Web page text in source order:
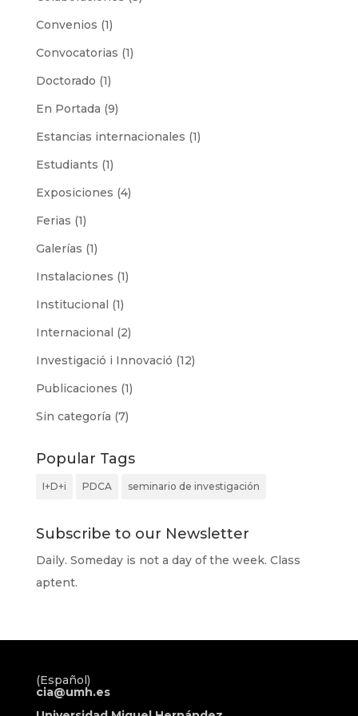
Convenios (1)
Convocatorias (1)
Doctorado (1)
En Portada (9)
Estancias internacionales (1)
Estudiants (1)
Exposiciones (4)
Ferias (1)
Galerías (1)
Instalaciones (1)
Institucional (1)
Internacional (2)
Investigació i Innovació (12)
Publicaciones (1)
Sin categoría (7)
Popular Tags
I+D+i PDCA seminario de investigación
Subscribe to our Newsletter
Daily. Someday is not a day of the week. Class
aptent.
(Español)
cia@umh.es